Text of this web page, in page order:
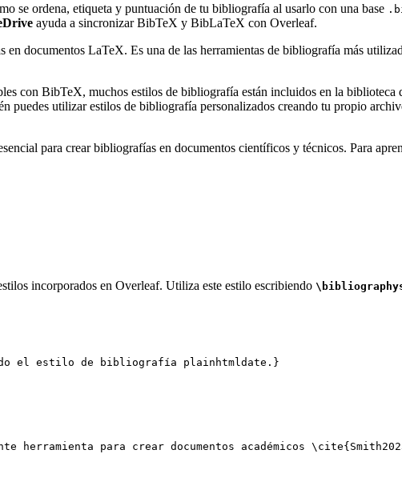
se ordena, etiqueta y puntuación de tu bibliografía al usarlo con una base
ayuda a sincronizar BibTeX y BibLaTeX con Overleaf.
documentos LaTeX. Es una de las herramientas de bibliografía más
con BibTeX, muchos estilos de bibliografía están incluidos en la
utilizar estilos de bibliografía personalizados creando tu propio
para crear bibliografías en documentos científicos y técnicos. Para
incorporados en Overleaf. Utiliza este estilo escribiendo
el estilo de bibliografía plainhtmldate.}
herramienta para crear documentos académicos \cite{